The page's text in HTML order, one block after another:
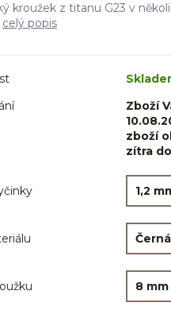
kroužek z titanu G23 v
celý popis
Zboží
zboží
zítra